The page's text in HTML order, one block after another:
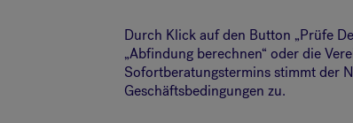
Durch Klick auf den Button „Prüfe
„Abfindung berechnen“ oder die
Sofortberatungstermins stimmt der
Geschäftsbedingungen zu.